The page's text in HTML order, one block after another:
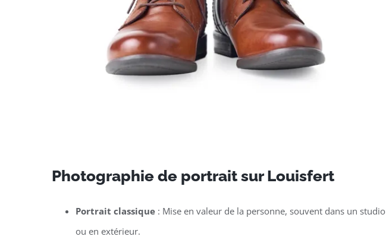
Photographie de portrait sur Louisfert
Portrait classique: Mise en valeur de la personne, souvent dans un studio
ou en extérieur.